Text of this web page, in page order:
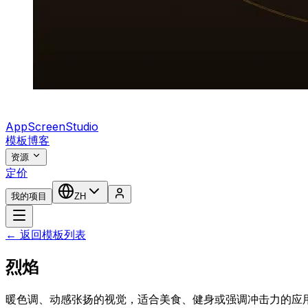
AppScreenStudio
模板博客
资源
定价
我的项目 ZH
← 返回模板列表
烈焰
暖色调、动感张扬的视觉，适合美食、健身或强调冲击力的应